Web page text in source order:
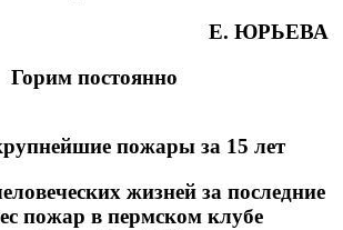
Е. ЮРЬЕВА
Горим постоянно
пожары за 15 лет
жизней за последние
пожар в пермском клубе